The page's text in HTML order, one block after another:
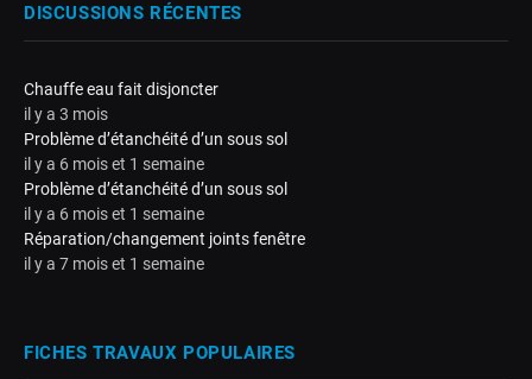
DISCUSSIONS RÉCENTES
Chauffe eau fait disjoncter
il y a 3 mois
Problème d’étanchéité d’un sous sol
il y a 6 mois et 1 semaine
Problème d’étanchéité d’un sous sol
il y a 6 mois et 1 semaine
Réparation/changement joints fenêtre
il y a 7 mois et 1 semaine
FICHES TRAVAUX POPULAIRES